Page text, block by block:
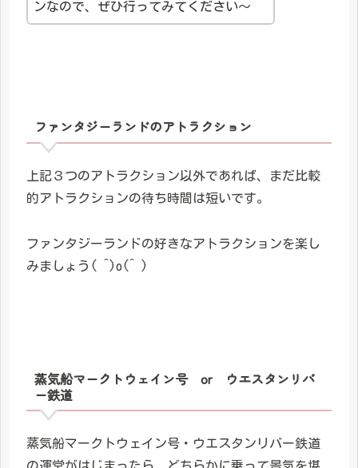
ンなので、ぜひ行ってみてください～
ファンタジーランドのアトラクション
上記３つのアトラクション以外であれば、まだ比較
的アトラクションの待ち時間は短いです。
ファンタジーランドの好きなアトラクションを楽し
みましょう( ^)o(^ )
蒸気船マークトウェイン号 or ウエスタンリバ
ー鉄道
蒸気船マークトウェイン号・ウエスタンリバー鉄道